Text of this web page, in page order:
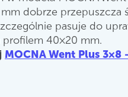
dobrze przepuszcza
pasuje do
40×20 mm.
MOCNA Went Plus